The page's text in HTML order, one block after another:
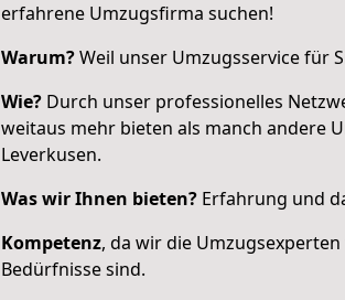
erfahrene Umzugsfirma suchen!
Warum?Weil unser Umzugsservice für
Wie? Durch unser professionelles
weitaus mehr bieten als manch andere
Leverkusen.
Was wir Ihnen bieten? Erfahrung und
Kompetenz, da wir die
Bedürfnisse sind.